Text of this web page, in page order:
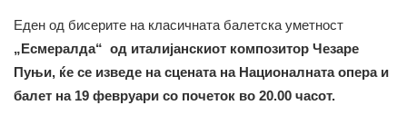
Еден од бисерите на класичната балетска уметност
„Есмералда“ од италијанскиот композитор Чезаре
Пуњи, ќе се изведе на сцената на Националната опера и
балет на 19 февруари со почеток во 20.00 часот.